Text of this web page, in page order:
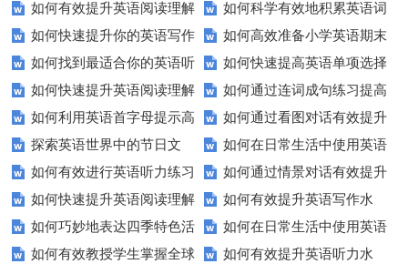
口流利英语！
技巧让你轻松掌握！
口语能力？试试这5个方法！
如何有效提升英语阅读理解
能力？这些技巧让你事半功倍！
如何科学有效地积累英语词
汇？
如何快速提升你的英语写作
技巧？这些建议助你一臂之力
如何高效准备小学英语期末
评估？这些技巧助你轻松过关！
如何找到最适合你的英语听
力测试？
如何快速提高英语单项选择
题的得分？
如何快速提升英语阅读理解
能力？这些技巧你必须知道！
如何通过连词成句练习提高
英语水平？
如何利用英语首字母提示高
效完成填空题？
如何通过看图对话有效提升
英语口语水平？
探索英语世界中的节日文
化：您知道这些传统吗？
如何在日常生活中使用英语
进行有效沟通？——实用英语口
语技巧
如何有效进行英语听力练习
以快速提升？
如何通过情景对话有效提升
英语口语水平？
如何快速提升英语阅读理解
能力？这些技巧你必须知道！
如何有效提升英语写作水
平？这里有五个实用建议！
如何巧妙地表达四季特色活
动？这些建议让您的活动更加丰
如何在日常生活中使用英语
进行有效问答？——实用技巧分
如何有效教授学生掌握全球
如何有效提升英语听力水